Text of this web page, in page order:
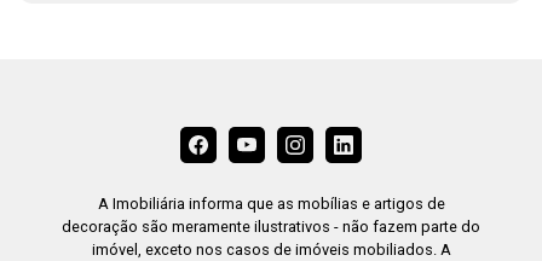
A Imobiliária informa que as mobílias e artigos de
decoração são meramente ilustrativos - não fazem parte do
imóvel, exceto nos casos de imóveis mobiliados. A